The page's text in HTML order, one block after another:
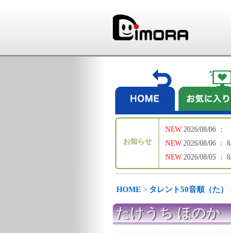
お知らせ
NEW
NEW
NEW
2026/08/06 ：
2026/08/06 ：
2026/08/05 ：
HOME > タレント50音順（た）
たけうち ほのか